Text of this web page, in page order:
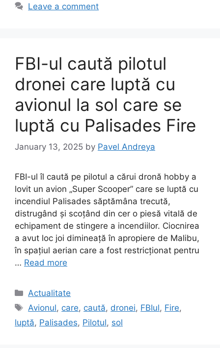
Leave a comment
FBI-ul caută pilotul
dronei care luptă cu
avionul la sol care se
luptă cu Palisades Fire
January 13, 2025 by Pavel Andreya
FBI-ul îl caută pe pilotul a cărui dronă hobby a
lovit un avion „Super Scooper” care se luptă cu
incendiul Palisades săptămâna trecută,
distrugând și scoțând din cer o piesă vitală de
echipament de stingere a incendiilor. Ciocnirea
a avut loc joi dimineață în apropiere de Malibu,
în spațiul aerian care a fost restricționat pentru
… Read more
Categories
Actualitate
Tags
Avionul, care, caută, dronei, FBIul, Fire,
luptă, Palisades, Pilotul, sol